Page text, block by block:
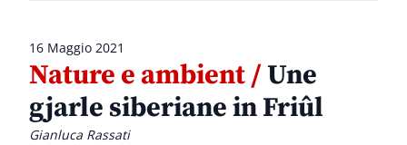
16 Maggio 2021
Nature e ambient /Une
gjarle siberiane in Friûl
Gianluca Rassati